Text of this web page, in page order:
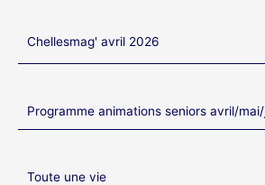
Chellesmag' avril 2026
Programme animations seniors avril/
Toute une vie